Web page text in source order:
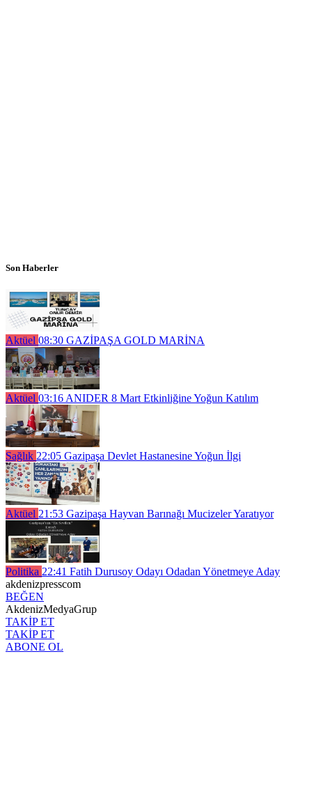
Son Haberler
Aktüel 08:30 GAZİPAŞA GOLD MARİNA
Aktüel 03:16 ANIDER 8 Mart Etkinliğine Yoğun Katılım
Sağlık 22:05 Gazipaşa Devlet Hastanesine Yoğun İlgi
Aktüel 21:53 Gazipaşa Hayvan Barınağı Mucizeler Yaratıyor
Politika 22:41 Fatih Durusoy Odayı Odadan Yönetmeye Aday
akdenizpresscom
BEĞEN
AkdenizMedyaGrup
TAKİP ET
TAKİP ET
ABONE OL